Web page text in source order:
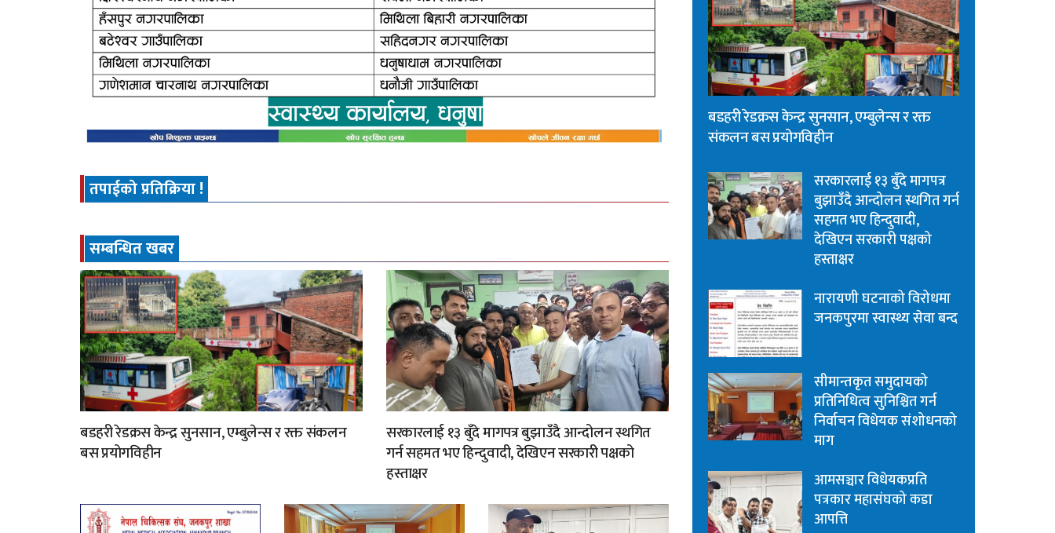
तपाईको प्रतिक्रिया !
सम्बन्धित खबर
बडहरी रेडक्रस केन्द्र सुनसान, एम्बुलेन्स र रक्त संकलन
बस प्रयोगविहीन
सरकारलाई १३ बुँदे मागपत्र बुझाउँदै आन्दोलन स्थगित
गर्न सहमत भए हिन्दुवादी, देखिएन सरकारी पक्षको
हस्ताक्षर
बडहरी रेडक्रस केन्द्र सुनसान, एम्बुलेन्स र रक्त
संकलन बस प्रयोगविहीन
सरकारलाई १३ बुँदे मागपत्र
बुझाउँदै आन्दोलन स्थगित गर्न
सहमत भए हिन्दुवादी,
देखिएन सरकारी पक्षको
हस्ताक्षर
नारायणी घटनाको विरोधमा
जनकपुरमा स्वास्थ्य सेवा बन्द
सीमान्तकृत समुदायको
प्रतिनिधित्व सुनिश्चित गर्न
निर्वाचन विधेयक संशोधनको
माग
आमसञ्चार विधेयकप्रति
पत्रकार महासंघको कडा
आपत्ति